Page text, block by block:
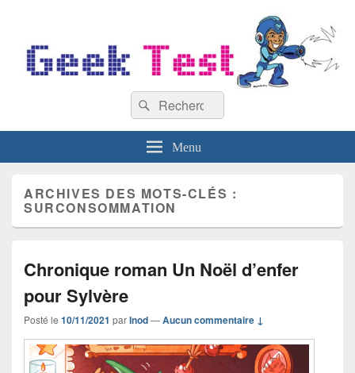
Recherche :
Rechercher
Menu
ARCHIVES DES MOTS-CLÉS :
SURCONSOMMATION
Chronique roman Un Noël d’enfer
pour Sylvère
Posté le 10/11/2021 parInod—Aucun commentaire ↓